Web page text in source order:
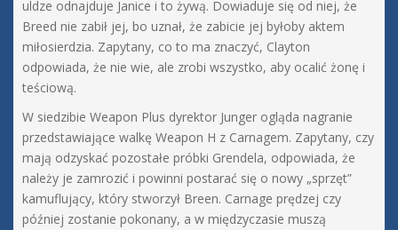
uldze odnajduje Janice i to żywą. Dowiaduje się od niej, że
Breed nie zabił jej, bo uznał, że zabicie jej byłoby aktem
miłosierdzia. Zapytany, co to ma znaczyć, Clayton
odpowiada, że nie wie, ale zrobi wszystko, aby ocalić żonę i
teściową.
W siedzibie Weapon Plus dyrektor Junger ogląda nagranie
przedstawiające walkę Weapon H z Carnagem. Zapytany, czy
mają odzyskać pozostałe próbki Grendela, odpowiada, że
należy je zamrozić i powinni postarać się o nowy „sprzęt”
kamuflujący, który stworzył Breen. Carnage prędzej czy
później zostanie pokonany, a w międzyczasie muszą